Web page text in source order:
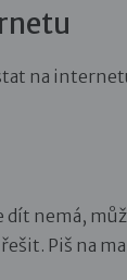
na
dít nemá,
Piš na